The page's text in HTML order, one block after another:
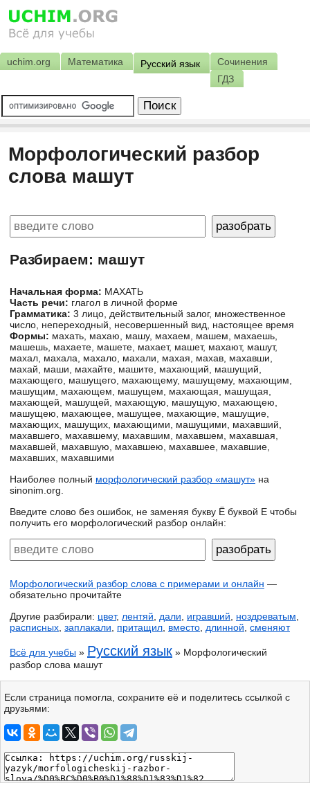
uchim.org Математика Русский язык
Сочинения
ГДЗ
Морфологический разбор
слова машут
Разбираем: машут
Начальная форма: МАХАТЬ
Часть речи: глагол в личной форме
Грамматика: 3 лицо, действительный залог, множественное
число, непереходный, несовершенный вид, настоящее время
Формы: махать, махаю, машу, махаем, машем, махаешь,
машешь, махаете, машете, махает, машет, махают, машут,
махал, махала, махало, махали, махая, махав, махавши,
махай, маши, махайте, машите, махающий, машущий,
махающего, машущего, махающему, машущему, махающим,
машущим, махающем, машущем, махающая, машущая,
махающей, машущей, махающую, машущую, махающею,
машущею, махающее, машущее, махающие, машущие,
махающих, машущих, махающими, машущими, махавший,
махавшего, махавшему, махавшим, махавшем, махавшая,
махавшей, махавшую, махавшею, махавшее, махавшие,
махавших, махавшими
Наиболее полный морфологический разбор «машут» на
sinonim.org.
Введите слово без ошибок, не заменяя букву Ё буквой Е чтобы
получить его морфологический разбор онлайн:
Морфологический разбор слова с примерами и онлайн —
обязательно прочитайте
Другие разбирали: цвет, лентяй дали игравший ноздреватым
расписных заплакали притащил вместо длинной сменяют
Всё для учебы » Русский язык » Морфологический
разбор слова машут
Если страница помогла, сохраните её и поделитесь ссылкой с
друзьями: